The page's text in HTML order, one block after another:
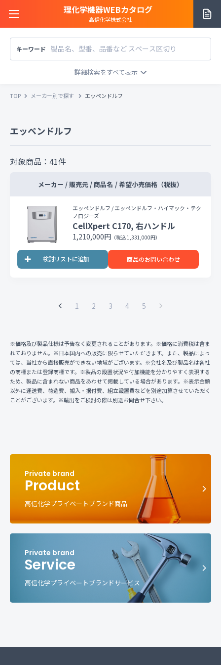
理化学機器WEBカタログ
高信化学株式会社
サイトご利用方法
販売元別で探す
お問い合わせ
キーワード
価格帯
TOP メーカー別で探す エッペンドルフ
エッペンドルフ
対象商品： 41件
メーカー / 販売元 / 商品名 / 希望小売価格（税抜）
エッペンドルフ / エッペンドルフ・ハイマック・テク
ノロジーズ
CellXpert C170, 右ハンドル
1,210,000円 （税込 1,331,000円）
商品のお問い合わせ
1 2 3 4 5
※価格及び製品仕様は予告なく変更されることがあります。※価格に消費税は含ま
れておりません。※日本国内への販売に限らせていただきます。また、製品によっ
ては、当社から直接販売ができない地域がございます。※会社名及び製品名は各社
の商標または登録商標です。※製品の設置状況や付加機能を分かりやすく表現する
ため、製品に含まれない商品をあわせて掲載している場合があります。※表示金額
以外に運送費、荷造費、搬入・据付費、組立設置費などを別途加算させていただく
ことがございます。※輸出をご検討の際は別途お問合せ下さい。
Product
高信化学プライベートブランド商品
Service
高信化学プライベートブランドサービス